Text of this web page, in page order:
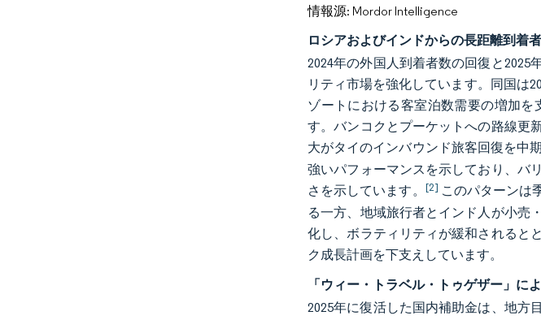
情報源: Mordor Intelligence
ロシアおよびインドからの長距離到着
2024年の外国人到着者数の回復と
リティ市場を強化しています。同国は
ゾートにおける客室泊数需要の増加
す。バンコクとプーケットへの路線更
大がタイのインバウンド旅客回復を中
強いパフォーマンスを示しており、バ
さを示しています。 [2] このパターンは
る一方、地域旅行者とインド人が小売
化し、ボラティリティが緩和されると
ク成長計画を下支えしています。
「ウィー・トラベル・トゥゲザー」に
2025年に復活した国内補助金は、地方